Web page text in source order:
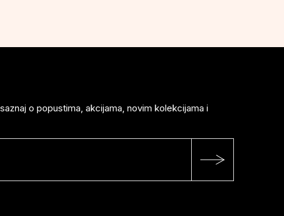
o popustima, akcijama, novim kolekcijama i